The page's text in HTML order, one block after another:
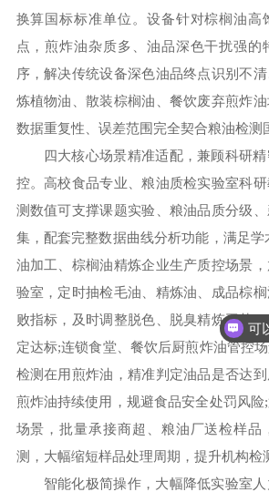
换算国标标准单位。设备针对棕榈油高
点，煎炸油杂质多、油品深色干扰强的
序，解决传统设备深色油品终点识别不
炼植物油、散装棕榈油、餐饮废弃煎炸油
数据重复性、误差范围完全契合粮油检测
四大核心场景精准适配，兼顾科研
控。高校食品专业、粮油质检实验室科
测数值可支撑课题实验、粮油品质分级
集，配套完整数据曲线分析功能，满足学
油加工、棕榈油精炼企业生产质控场景
验室，定时抽检毛油、精炼油、成品棕
败指标，及时调整脱色、脱臭精炼工艺
定达标;连锁食堂、餐饮后厨煎炸油管控
检测在用煎炸油，精准判定油品是否达
煎炸油持续使用，规避食品安全处罚风
场景，批量承接商超、粮油厂送检样品
测，大幅缩短样品处理周期，提升机构检
智能化极简操作，大幅降低实验室